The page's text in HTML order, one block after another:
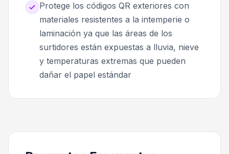
Protege los códigos QR exteriores con
materiales resistentes a la intemperie o
laminación ya que las áreas de los
surtidores están expuestas a lluvia, nieve
y temperaturas extremas que pueden
dañar el papel estándar